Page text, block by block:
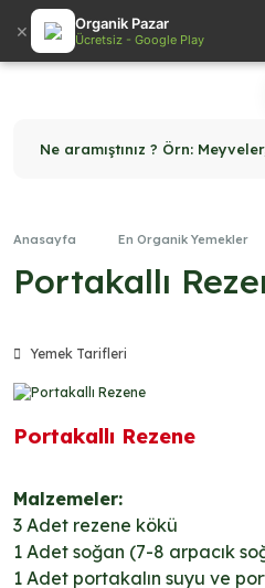
Ne aramıştınız ? Örn:
Anasayfa En Organik Yemekler
Portakallı
Yemek Tarifleri
Portakallı Rezene
Malzemeler:
3 Adet rezene kökü
1 Adet soğan (7-8 arpacık
1 Adet portakalın suyu ve
× Organik Pazar
Ücretsiz - Google Play